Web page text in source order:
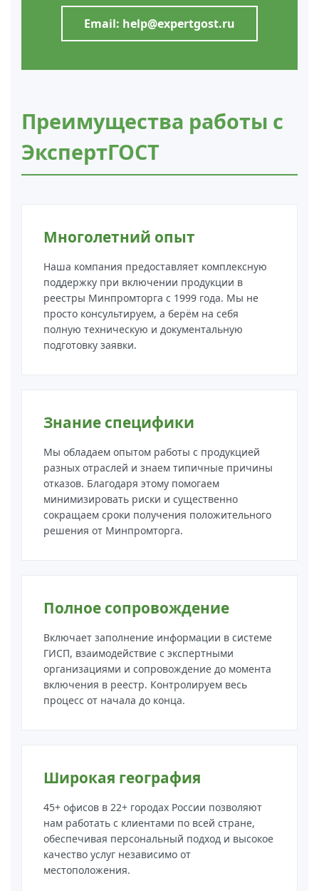
Email: help@expertgost.ru
Преимущества работы с
ЭкспертГОСТ
Многолетний опыт
Наша компания предоставляет комплексную
поддержку при включении продукции в
реестры Минпромторга с 1999 года. Мы не
просто консультируем, а берём на себя
полную техническую и документальную
подготовку заявки.
Знание специфики
Мы обладаем опытом работы с продукцией
разных отраслей и знаем типичные причины
отказов. Благодаря этому помогаем
минимизировать риски и существенно
сокращаем сроки получения положительного
решения от Минпромторга.
Полное сопровождение
Включает заполнение информации в системе
ГИСП, взаимодействие с экспертными
организациями и сопровождение до момента
включения в реестр. Контролируем весь
процесс от начала до конца.
Широкая география
45+ офисов в 22+ городах России позволяют
нам работать с клиентами по всей стране,
обеспечивая персональный подход и высокое
качество услуг независимо от
местоположения.